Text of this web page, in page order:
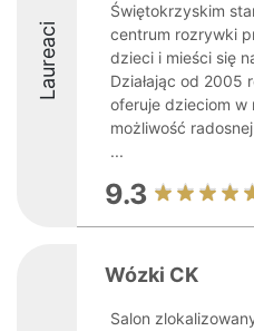
Laureaci
Świętokrzyskim
centrum rozrywki
dzieci i mieści się
Działając od 2005
oferuje dzieciom w
możliwość
...
9.3
Wózki CK
Salon